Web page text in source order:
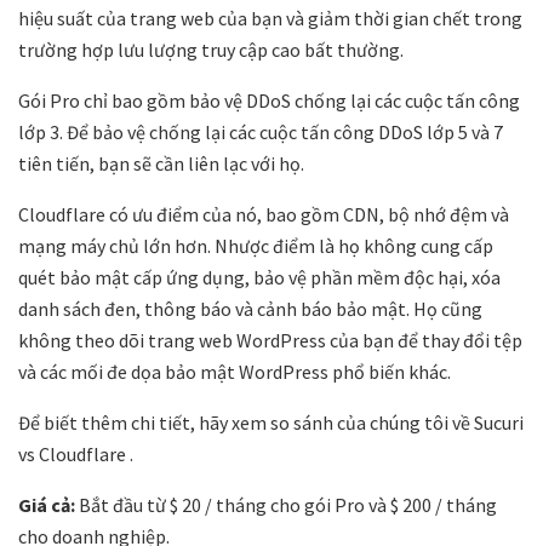
hiệu suất của trang web của bạn và giảm thời gian chết trong
trường hợp lưu lượng truy cập cao bất thường.
Gói Pro chỉ bao gồm bảo vệ DDoS chống lại các cuộc tấn công
lớp 3. Để bảo vệ chống lại các cuộc tấn công DDoS lớp 5 và 7
tiên tiến, bạn sẽ cần liên lạc với họ.
Cloudflare có ưu điểm của nó, bao gồm CDN, bộ nhớ đệm và
mạng máy chủ lớn hơn. Nhược điểm là họ không cung cấp
quét bảo mật cấp ứng dụng, bảo vệ phần mềm độc hại, xóa
danh sách đen, thông báo và cảnh báo bảo mật. Họ cũng
không theo dõi trang web WordPress của bạn để thay đổi tệp
và các mối đe dọa bảo mật WordPress phổ biến khác.
Để biết thêm chi tiết, hãy xem so sánh của chúng tôi về Sucuri
vs Cloudflare .
Giá cả: Bắt đầu từ $ 20 / tháng cho gói Pro và $ 200 / tháng
cho doanh nghiệp.